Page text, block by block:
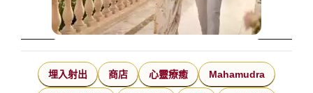
埋入射出 商店 心靈療癒 Mahamudra